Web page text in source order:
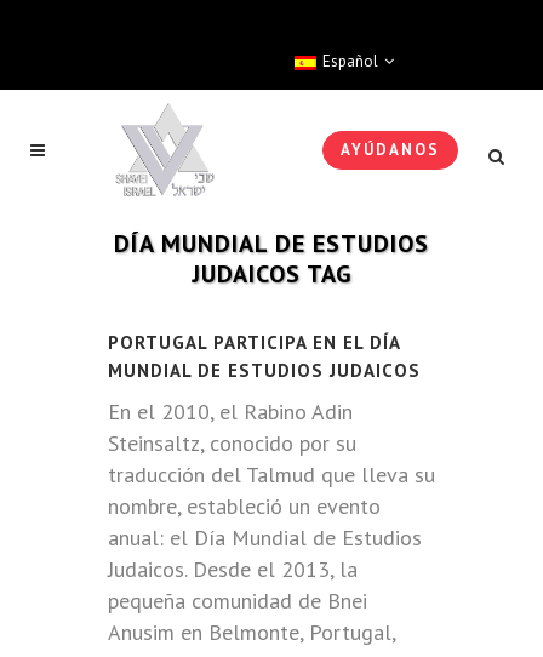
Español
AYÚDANOS
DÍA MUNDIAL DE ESTUDIOS
JUDAICOS TAG
PORTUGAL PARTICIPA EN EL DÍA
MUNDIAL DE ESTUDIOS JUDAICOS
En el 2010, el Rabino Adin
Steinsaltz, conocido por su
traducción del Talmud que lleva su
nombre, estableció un evento
anual: el Día Mundial de Estudios
Judaicos. Desde el 2013, la
pequeña comunidad de Bnei
Anusim en Belmonte, Portugal,